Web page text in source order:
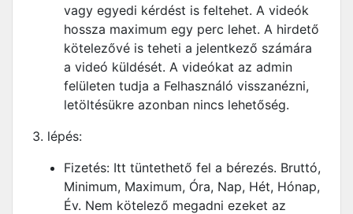
vagy egyedi kérdést is feltehet. A videók
hossza maximum egy perc lehet. A hirdető
kötelezővé is teheti a jelentkező számára
a videó küldését. A videókat az admin
felületen tudja a Felhasználó visszanézni,
letöltésükre azonban nincs lehetőség.
3. lépés:
Fizetés: Itt tüntethető fel a bérezés. Bruttó,
Minimum, Maximum, Óra, Nap, Hét, Hónap,
Év. Nem kötelező megadni ezeket az